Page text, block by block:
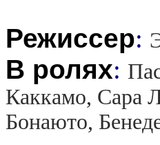
Режиссер:
В ролях:
Каккамо, Сара
Бонаюто,